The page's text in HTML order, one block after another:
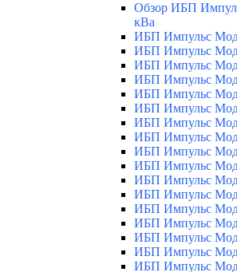
Обзор ИБП
кВа
ИБП Импульс
ИБП Импульс
ИБП Импульс
ИБП Импульс
ИБП Импульс
ИБП Импульс
ИБП Импульс
ИБП Импульс
ИБП Импульс
ИБП Импульс
ИБП Импульс
ИБП Импульс
ИБП Импульс
ИБП Импульс
ИБП Импульс
ИБП Импульс
ИБП Импульс